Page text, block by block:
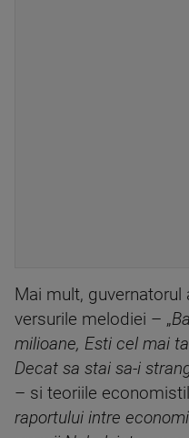
Mai mult,
versurile melodiei – „
milioane, Esti cel mai
Decat sa stai sa-i
– si teoriile
raportului intre